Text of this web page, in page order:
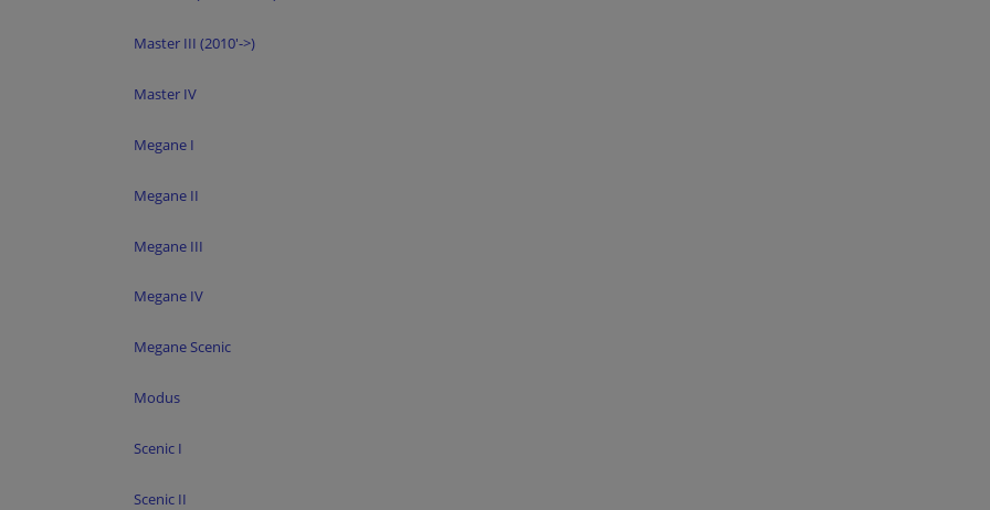
Master III (2010'->)
Master IV
Megane I
Megane II
Megane III
Megane IV
Megane Scenic
Modus
Scenic I
Scenic II